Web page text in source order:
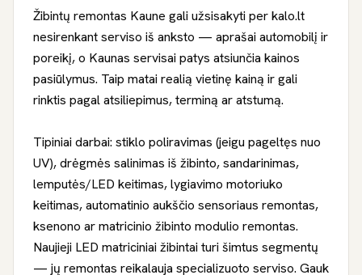
Žibintų remontas Kaune gali užsisakyti per kalo.lt
nesirenkant serviso iš anksto — aprašai automobilį ir
poreikį, o Kaunas servisai patys atsiunčia kainos
pasiūlymus. Taip matai realią vietinę kainą ir gali
rinktis pagal atsiliepimus, terminą ar atstumą.
Tipiniai darbai: stiklo poliravimas (jeigu pageltęs nuo
UV), drėgmės salinimas iš žibinto, sandarinimas,
lemputės/LED keitimas, lygiavimo motoriuko
keitimas, automatinio aukščio sensoriaus remontas,
ksenono ar matricinio žibinto modulio remontas.
Naujieji LED matriciniai žibintai turi šimtus segmentų
— jų remontas reikalauja specializuoto serviso. Gauk